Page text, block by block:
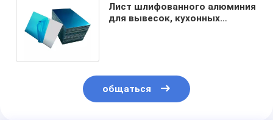
Лист шлифованного алюминия
для вывесок, кухонных
общаться